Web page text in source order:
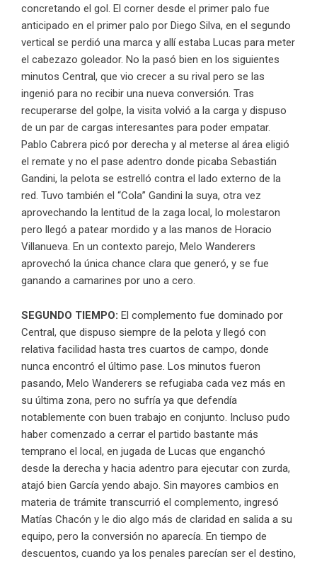
concretando el gol. El corner desde el primer palo fue
anticipado en el primer palo por Diego Silva, en el segundo
vertical se perdió una marca y allí estaba Lucas para meter
el cabezazo goleador. No la pasó bien en los siguientes
minutos Central, que vio crecer a su rival pero se las
ingenió para no recibir una nueva conversión. Tras
recuperarse del golpe, la visita volvió a la carga y dispuso
de un par de cargas interesantes para poder empatar.
Pablo Cabrera picó por derecha y al meterse al área eligió
el remate y no el pase adentro donde picaba Sebastián
Gandini, la pelota se estrelló contra el lado externo de la
red. Tuvo también el “Cola” Gandini la suya, otra vez
aprovechando la lentitud de la zaga local, lo molestaron
pero llegó a patear mordido y a las manos de Horacio
Villanueva. En un contexto parejo, Melo Wanderers
aprovechó la única chance clara que generó, y se fue
ganando a camarines por uno a cero.
SEGUNDO TIEMPO: El complemento fue dominado por
Central, que dispuso siempre de la pelota y llegó con
relativa facilidad hasta tres cuartos de campo, donde
nunca encontró el último pase. Los minutos fueron
pasando, Melo Wanderers se refugiaba cada vez más en
su última zona, pero no sufría ya que defendía
notablemente con buen trabajo en conjunto. Incluso pudo
haber comenzado a cerrar el partido bastante más
temprano el local, en jugada de Lucas que enganchó
desde la derecha y hacia adentro para ejecutar con zurda,
atajó bien García yendo abajo. Sin mayores cambios en
materia de trámite transcurrió el complemento, ingresó
Matías Chacón y le dio algo más de claridad en salida a su
equipo, pero la conversión no aparecía. En tiempo de
descuentos, cuando ya los penales parecían ser el destino,